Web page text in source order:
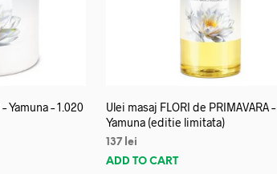
Yamuna – 1.020
Ulei masaj FLORI de PRIMAVARA –
Yamuna (editie limitata)
137 lei
ADD TO CART